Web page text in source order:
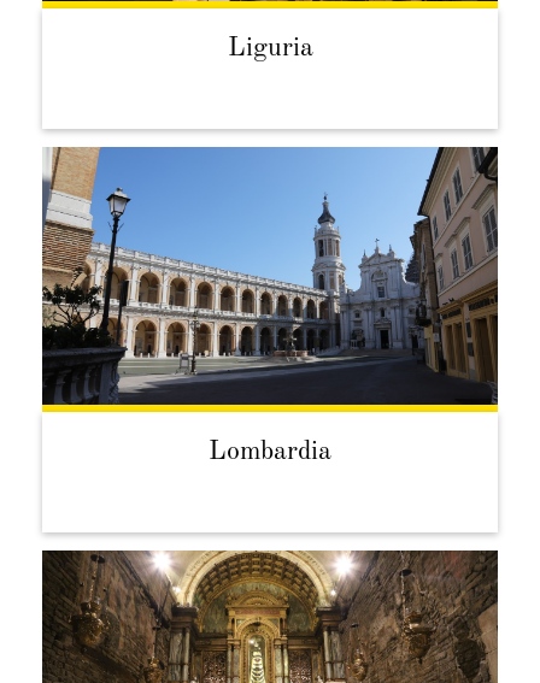
Liguria
Lombardia